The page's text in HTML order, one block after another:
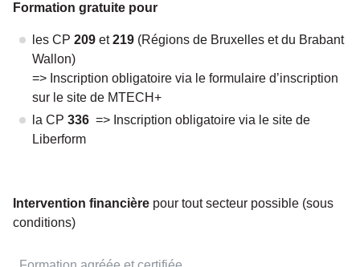
Formation gratuite pour
les CP 209 et219 (Régions de Bruxelles et du Brabant
Wallon)
=> Inscription obligatoire via le formulaire d’inscription
sur le site de MTECH+
la CP 336 => Inscription obligatoire via le site de
Liberform
Intervention financière pour tout secteur possible (sous
conditions)